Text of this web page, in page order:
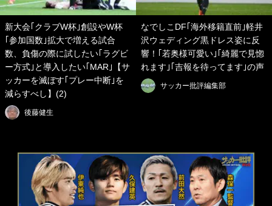
新大会｢クラブW杯｣創設やW杯
｢参加国数｣拡大で増える試合
数、負傷の際に試したい｢ラグビ
ー方式｣と導入したい｢MAR｣【サ
ッカーを滅ぼす｢プレー中断｣を
減らすべし】(2)
後藤健生
なでしこDF｢海外移籍直前｣軽井
沢ウェディング黒ドレス姿に反
響！｢若奥様可愛い｣｢綺麗で見惚
れます｣｢吉報を待ってます｣の声
サッカー批評編集部